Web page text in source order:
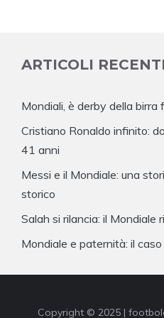
ARTICOLI RECENTI
Mondiali, è derby della birra
Cristiano Ronaldo infinito:
41 anni
Messi e il Mondiale: una
storico
Salah si rilancia: il Mondiale
Mondiale e paternità: il
Copyright © 2025 |